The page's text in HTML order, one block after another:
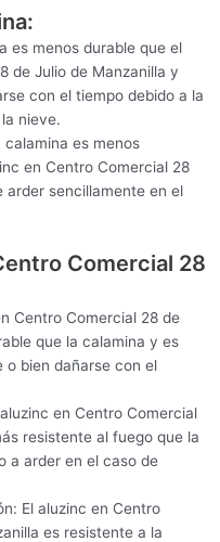
es menos durable que el
de Julio de Manzanilla y
con el tiempo debido a la
nieve.
es menos
en Centro Comercial 28
arder sencillamente en el
Comercial 28
Centro Comercial 28 de
que la calamina y es
o bien dañarse con el
en Centro Comercial
resistente al fuego que la
a arder en el caso de
El aluzinc en Centro
es resistente a la